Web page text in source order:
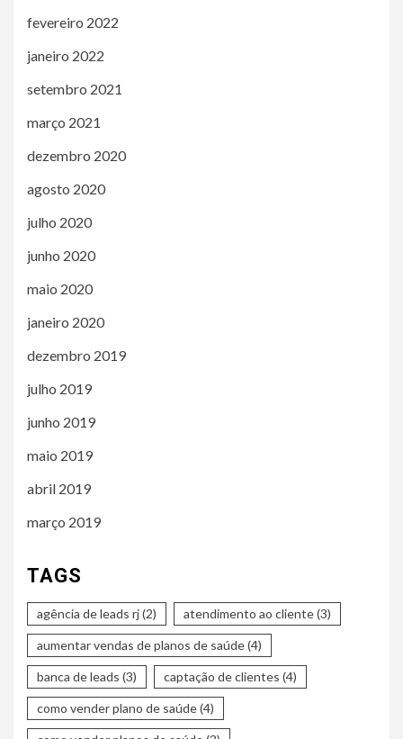
fevereiro 2022
janeiro 2022
setembro 2021
março 2021
dezembro 2020
agosto 2020
julho 2020
junho 2020
maio 2020
janeiro 2020
dezembro 2019
julho 2019
junho 2019
maio 2019
abril 2019
março 2019
TAGS
agência de leads rj(2) atendimento ao cliente(3)
aumentar vendas de planos de saúde(4)
banca de leads (3) captação de clientes (4)
como vender plano de saúde(4)